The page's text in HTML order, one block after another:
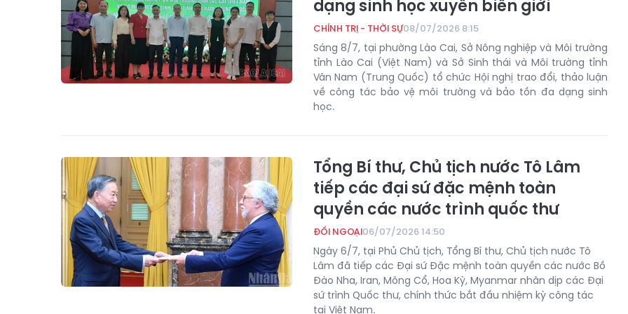
dạng sinh học xuyên biên giới
CHÍNH TRỊ - THỜI SỰ08/07/2026 8:15
Sáng 8/7, tại phường Lào Cai, Sở Nông nghiệp và Môi trường
tỉnh Lào Cai (Việt Nam) và Sở Sinh thái và Môi trường tỉnh
Vân Nam (Trung Quốc) tổ chức Hội nghị trao đổi, thảo luận
về công tác bảo vệ môi trường và bảo tồn đa dạng sinh
học.
Tổng Bí thư, Chủ tịch nước Tô Lâm
tiếp các đại sứ đặc mệnh toàn
quyền các nước trình quốc thư
ĐỐI NGOẠI06/07/2026 14:50
Ngày 6/7, tại Phủ Chủ tịch, Tổng Bí thư, Chủ tịch nước Tô
Lâm đã tiếp các Đại sứ Đặc mệnh toàn quyền các nước Bồ
Đào Nha, Iran, Mông Cổ, Hoa Kỳ, Myanmar nhân dịp các Đại
sứ trình Quốc thư, chính thức bắt đầu nhiệm kỳ công tác
tại Việt Nam.